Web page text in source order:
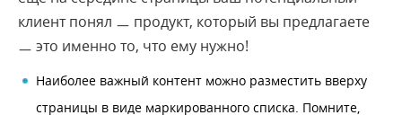
клиент понял ㅡ продукт, который вы предлагаете
ㅡ это именно то, что ему нужно!
Наиболее важный контент можно разместить вверху
страницы в виде маркированного списка. Помните,